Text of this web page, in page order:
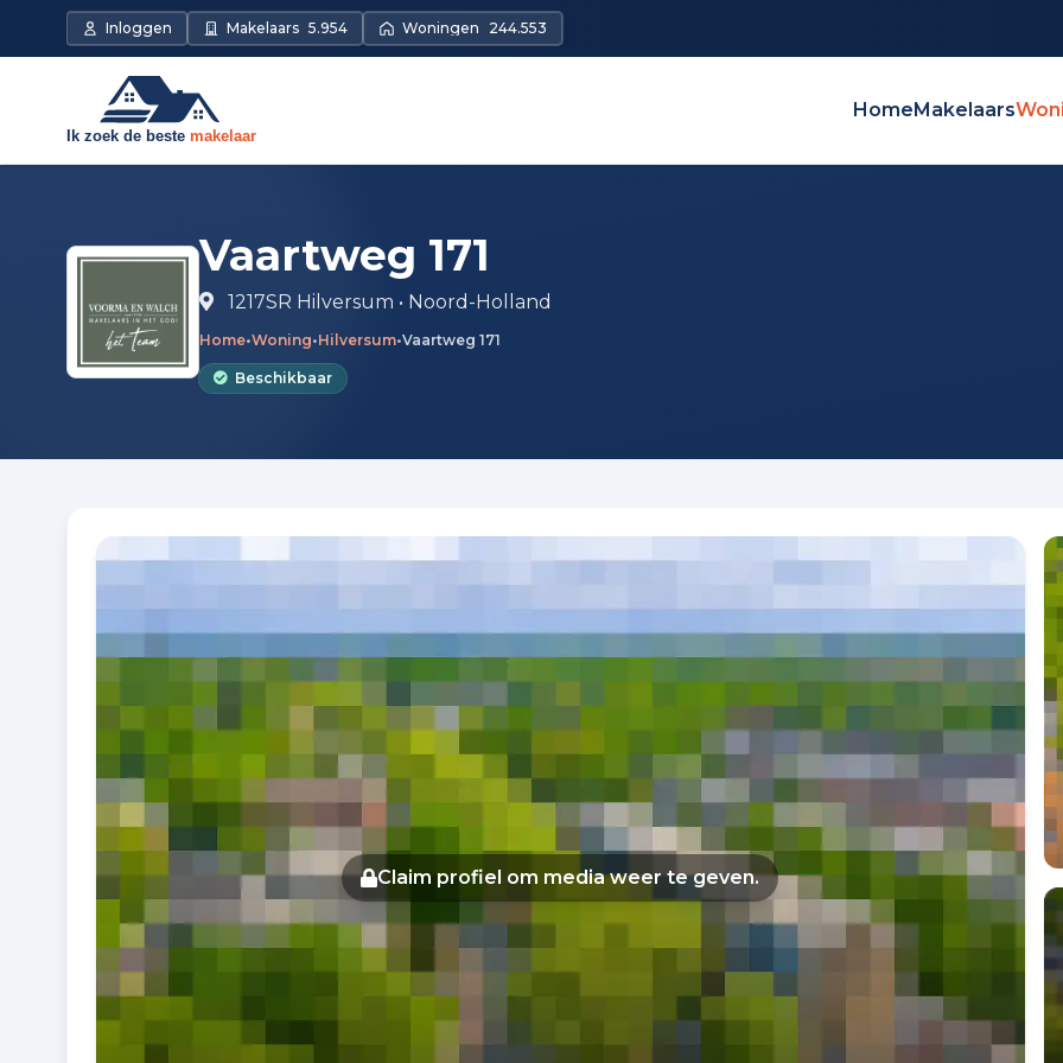
Direct naar de inhoud
Inloggen Makelaars 5.954 Woningen 244.553
HomeMakelaars
Vaartweg 171
1217SR Hilversum • Noord-Holland
Home•Woning•Hilversum•Vaartweg 171
Beschikbaar
Fotogalerij
Claim profiel om media weer te geven.